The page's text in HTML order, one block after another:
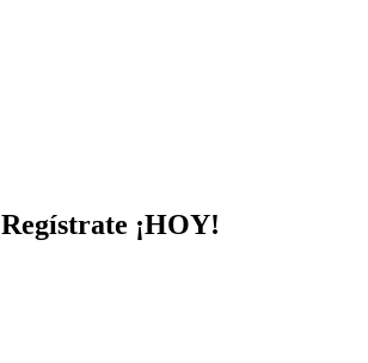
Regístrate ¡HOY!